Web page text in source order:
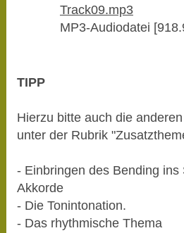
Track09.mp3
MP3-Audiodatei
TIPP
Hierzu bitte auch die
unter der Rubrik
- Einbringen des Bending ins
Akkorde
- Die Tonintonation.
- Das rhythmische Thema